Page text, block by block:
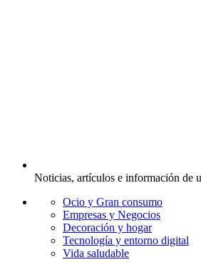
Noticias, artículos e información de
Ocio y Gran consumo
Empresas y Negocios
Decoración y hogar
Tecnología y entorno digital
Vida saludable